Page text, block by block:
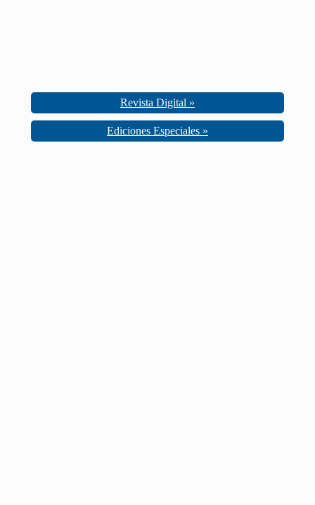
Revista Digital »
Ediciones Especiales »